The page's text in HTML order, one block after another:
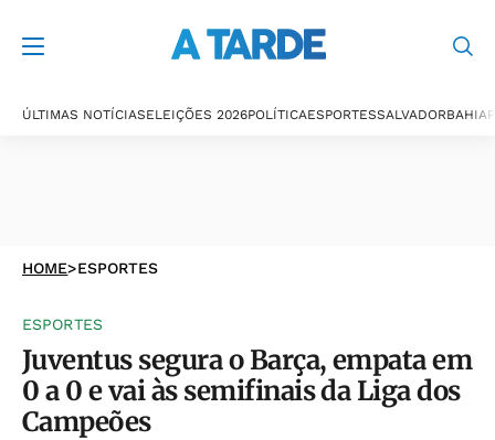
ÚLTIMAS NOTÍCIASELEIÇÕES 2026POLÍTICAESPORTESSALVADORBAHIA
HOME>ESPORTES
ESPORTES
Juventus segura o Barça, empata em
0 a 0 e vai às semifinais da Liga dos
Campeões